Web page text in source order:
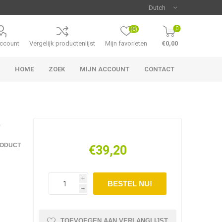
Vergelijk productenlijst Mijn favorieten
(0) 0
€0,00
HOME ZOEK MIJN ACCOUNT CONTACT
€39,20
i
h